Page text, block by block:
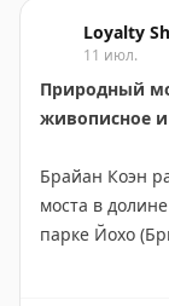
Loyalty
11 июл.
Природный
живописное и
Брайан Коэн
моста в
парке Йохо